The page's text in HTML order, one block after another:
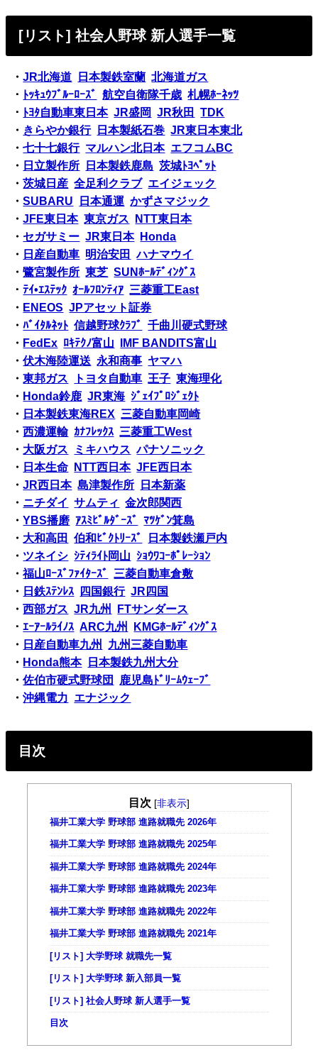
[リスト] 社会人野球 新人選手一覧
・JR北海道 日本製鉄室蘭 北海道ガス
・ ﾄｯｷｭｳﾌﾞﾙｰﾛｰｽﾞ 航空自衛隊千歳 札幌ﾎｰﾈｯﾂ
・ ﾄﾖﾀ自動車東日本 JR盛岡 JR秋田
TDK
・ きらやか銀行 日本製紙石巻 JR東日本東北
・七十七銀行 マルハン北日本 エフコムBC
・ 日立製作所 日本製鉄鹿島 茨城ﾄﾖﾍﾟｯﾄ
・茨城日産 全足利クラブ エイジェック
・SUBARU 日本通運 かずさマジック
・JFE東日本 東京ガス
NTT東日本
・ セガサミー JR東日本
Honda
・ 日産自動車 明治安田
ハナマウイ
・鷺宮製作所 東芝 SUNﾎｰﾙﾃﾞｨﾝｸﾞｽ
・ﾃｲ•ｴｽﾃｯｸ ｵｰﾙﾌﾛﾝﾃｨｱ 三菱重工East
・ ENEOS JPアセット証券
・ﾊﾞｲﾀﾙﾈｯﾄ 信越野球ｸﾗﾌﾞ
千曲川硬式野球
・ FedEx ﾛｷﾃｸﾉ富山
IMF BANDITS富山
・伏木海陸運送 永和商事 ヤマハ
・東邦ガス トヨタ自動車 王子 東海理化
・ Honda鈴鹿 JR東海 ｼﾞｪｲﾌﾟﾛｼﾞｪｸﾄ
・ 日本製鉄東海REX 三菱自動車岡崎
・西濃運輸 ｶﾅﾌﾚｯｸｽ 三菱重工West
・ 大阪ガス ミキハウス パナソニック
・ 日本生命 NTT西日本 JFE西日本
・JR西日本 島津製作所
日本新薬
・ ニチダイ サムティ
金次郎関西
・YBS播磨 ｱｽﾐﾋﾞﾙﾀﾞｰｽﾞ
ﾏﾂｹﾞﾝ箕島
・ 大和高田 伯和ﾋﾞｸﾄﾘｰｽﾞ
日本製鉄瀬戸内
・ ツネイシ ｼﾃｨﾗｲﾄ岡山 ｼｮｳﾜｺｰﾎﾟﾚｰｼｮﾝ
・福山ﾛｰｽﾞﾌｧｲﾀｰｽﾞ
三菱自動車倉敷
・ 日鉄ｽﾃﾝﾚｽ 四国銀行 JR四国
・西部ガス JR九州
FTサンダース
・ｴｰｱｰﾙﾗｲﾉｽ ARC九州
KMGﾎｰﾙﾃﾞｨﾝｸﾞｽ
・ 日産自動車九州
九州三菱自動車
・ Honda熊本
日本製鉄九州大分
・佐伯市硬式野球団
鹿児島ﾄﾞﾘｰﾑｳｪｰﾌﾞ
・沖縄電力 エナジック
目次
目次 [非表示]
福井工業大学 野球部 進路就職先 2026年
福井工業大学 野球部 進路就職先 2025年
福井工業大学 野球部 進路就職先 2024年
福井工業大学 野球部 進路就職先 2023年
福井工業大学 野球部 進路就職先 2022年
福井工業大学 野球部 進路就職先 2021年
[リスト] 大学野球 就職先一覧
[リスト] 大学野球 新入部員一覧
[リスト] 社会人野球 新人選手一覧
目次